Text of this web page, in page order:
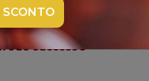
suo successo